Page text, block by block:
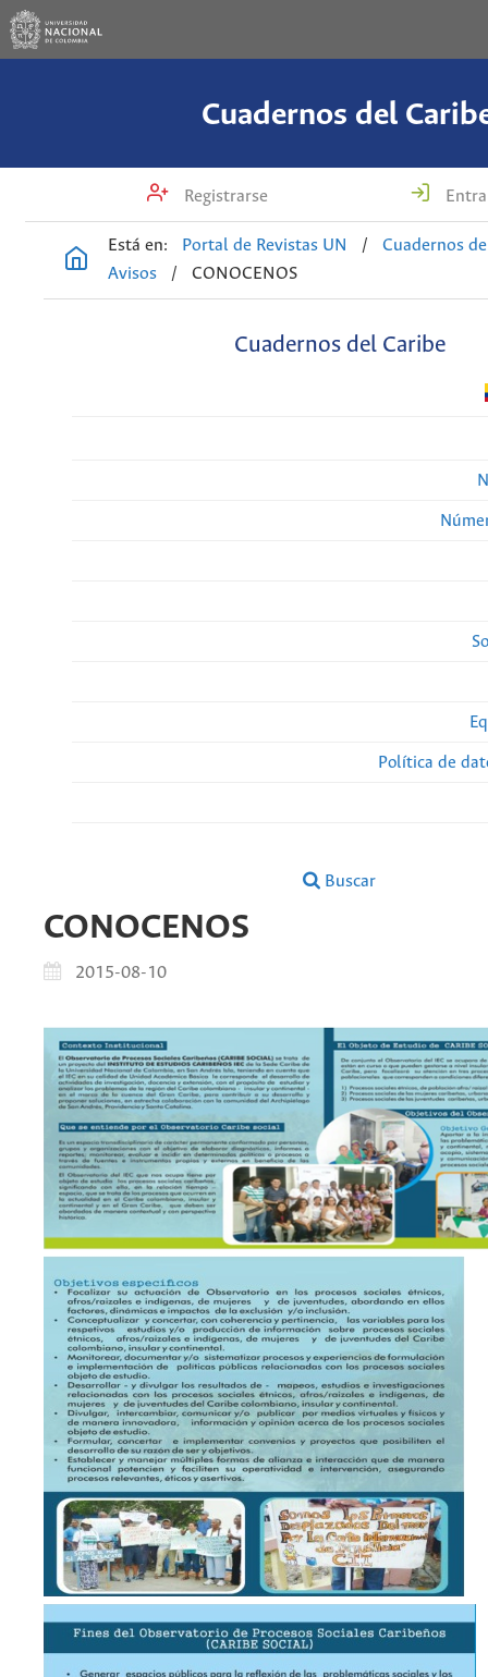
Cuadernos del
Registrarse
Está en: Portal de Revistas UN /
Cuadernos
Avisos
/ CONOCENOS
Cuadernos del Caribe
Política de
Buscar
CONOCENOS
2015-08-10